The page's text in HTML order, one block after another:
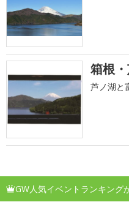
箱根
芦ノ湖と
GW人気イベントランキング